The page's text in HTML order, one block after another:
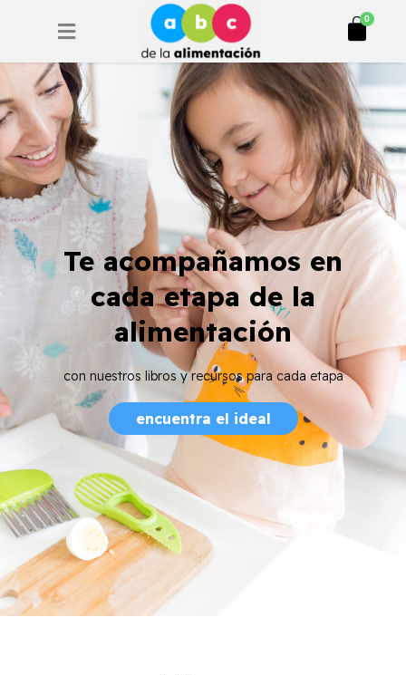
0
Cart
Te acompañamos en
cada etapa de la
alimentación
con nuestros libros y recursos para cada etapa
encuentra el ideal